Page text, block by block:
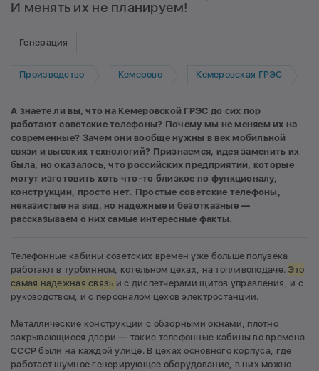
И менять их не планируем!
Генерация
Производство Кемерово Кемеровская ГРЭС
А знаете ли вы, что на Кемеровской ГРЭС до сих пор
работают советские телефоны? Почему мы не меняем их на
современные? Зачем они вообще нужны в век мобильной
связи и высоких технологий? Признаемся, идея заменить их
была, но оказалось, что российских предприятий, которые
могут изготовить хоть что-то близкое по функционалу,
конструкции, просто нет. Простые советские телефоны,
неказистые на вид, но надежные и безотказные —
рассказываем о них самые интересные факты.
Телефонные кабины советских времен уже больше полувека
работают в турбинном, котельном цехах, на топливоподаче. Это
самая надежная связь и с диспетчерами щитов управления, и с
руководством, и с персоналом цехов электростанции.
Металлические конструкции с обзорными окнами, плотно
закрывающиеся двери — такие телефонные кабины во времена
СССР были на каждой улице. В цехах основного корпуса, где
работает шумное генерирующее оборудование, в них можно